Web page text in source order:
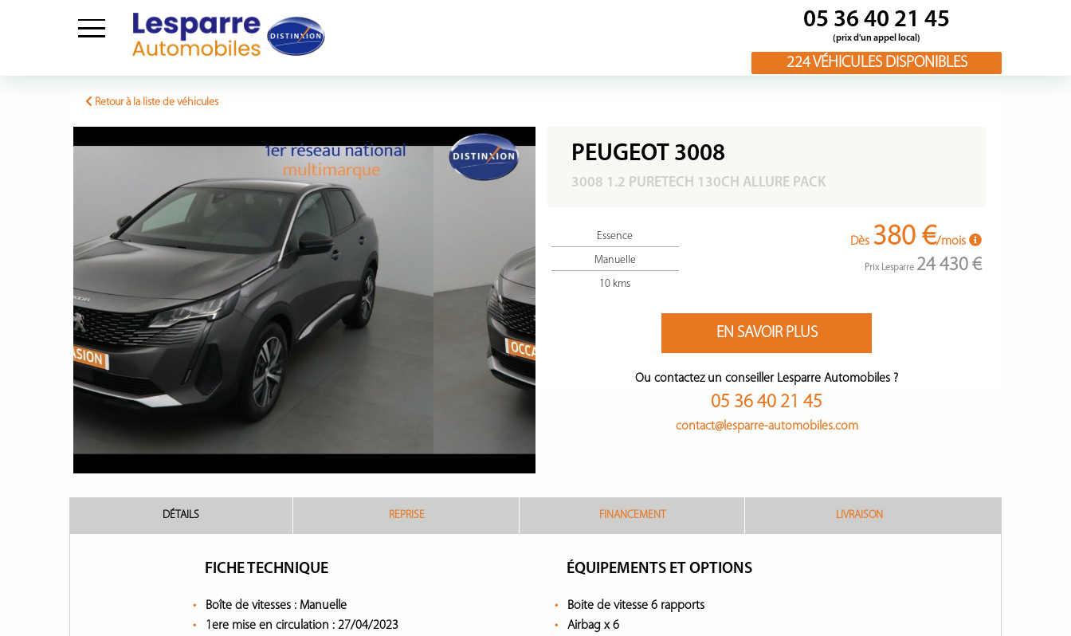
05 36 40 21 45
(prix d'un appel local)
224VÉHICULES DISPONIBLES
Retour à la liste de véhicules
PEUGEOT 3008
3008 1.2 PURETECH 130CH ALLURE PACK
Essence
Manuelle
10 kms
Dès 380 €/mois
Prix Lesparre 24 430 €
EN SAVOIR PLUS
Ou contactez un conseiller Lesparre Automobiles ?
05 36 40 21 45
contact@lesparre-automobiles.com
DÉTAILS REPRISE FINANCEMENT LIVRAISON
FICHE TECHNIQUE
Boîte de vitesses : Manuelle
1ere mise en circulation : 27/04/2023
ÉQUIPEMENTS ET OPTIONS
Boite de vitesse 6 rapports
Airbag x 6